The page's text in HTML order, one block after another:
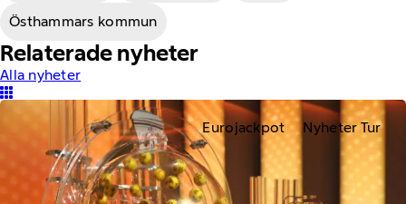
Östhammars kommun
Relaterade nyheter
Alla nyheter
Eurojackpot Nyheter Tur